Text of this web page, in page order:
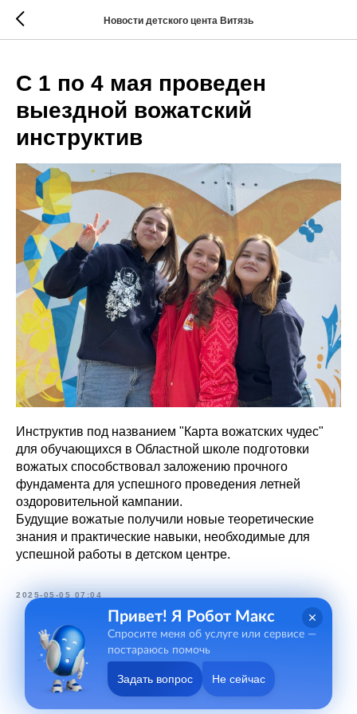
Новости детского цента Витязь
С 1 по 4 мая проведен
выездной вожатский
инструктив
Инструктив под названием "Карта вожатских чудес"
для обучающихся в Областной школе подготовки
вожатых способствовал заложению прочного
фундамента для успешного проведения летней
оздоровительной кампании.
Будущие вожатые получили новые теоретические
знания и практические навыки, необходимые для
успешной работы в детском центре.
2025-05-05 07:04
Привет! Я Робот Макс
Спросите меня об услуге или сервисе —
постараюсь помочь
Задать вопрос Не сейчас